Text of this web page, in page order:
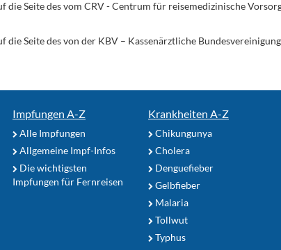
Seite des vom CRV - Centrum für reisemedizinische
die Seite des von der KBV – Kassenärztliche
Impfungen A-Z
Alle Impfungen
Allgemeine Impf-Infos
Die wichtigsten
Impfungen für Fernreisen
Krankheiten A-Z
Chikungunya
Cholera
Denguefieber
Gelbfieber
Malaria
Tollwut
Typhus